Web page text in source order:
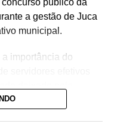
público da
a gestão de Juca
municipal.
importância do